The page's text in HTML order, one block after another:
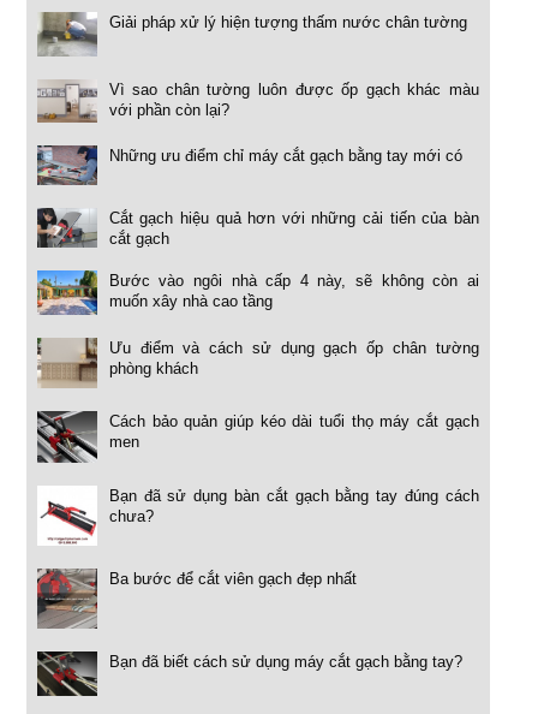
Giải pháp xử lý hiện tượng thấm nước chân tường
Vì sao chân tường luôn được ốp gạch khác màu
với phần còn lại?
Những ưu điểm chỉ máy cắt gạch bằng tay mới có
Cắt gạch hiệu quả hơn với những cải tiến của bàn
cắt gạch
Bước vào ngôi nhà cấp 4 này, sẽ không còn ai
muốn xây nhà cao tầng
Ưu điểm và cách sử dụng gạch ốp chân tường
phòng khách
Cách bảo quản giúp kéo dài tuổi thọ máy cắt gạch
men
Bạn đã sử dụng bàn cắt gạch bằng tay đúng cách
chưa?
Ba bước để cắt viên gạch đẹp nhất
Bạn đã biết cách sử dụng máy cắt gạch bằng tay?